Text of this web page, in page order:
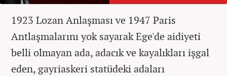
1923 Lozan Anlaşması ve 1947 Paris
Antlaşmalarını yok sayarak Ege'de aidiyeti
belli olmayan ada, adacık ve kayalıkları işgal
eden, gayriaskeri statüdeki adaları